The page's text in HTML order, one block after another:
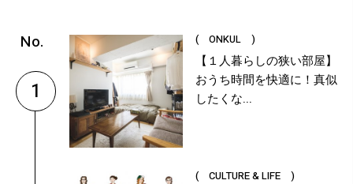
1
( ONKUL )
【１人暮らしの狭い部屋】
おうち時間を快適に！真似
したくな...
( CULTURE & LIFE )